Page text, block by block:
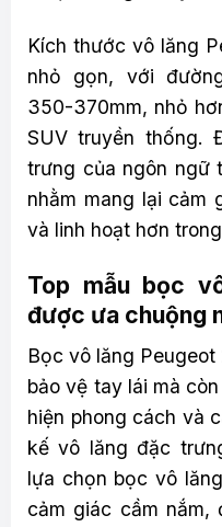
Kích thước vô lăng
nhỏ gọn, với
350-370mm, nhỏ
SUV truyền thống.
trưng của ngôn ngữ
nhằm mang lại cảm
và linh hoạt hơn
Top mẫu bọc
được ưa chuộng
Bọc vô lăng
bảo vệ tay lái mà
hiện phong cách và
kế vô lăng đặc
lựa chọn bọc vô
cảm giác cầm